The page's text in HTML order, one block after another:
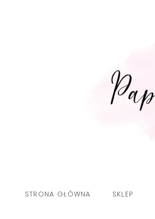
STRONA GŁÓWNA SKLEP